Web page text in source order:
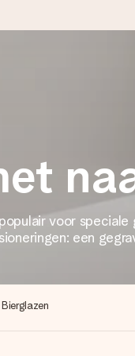
zorgen dat het
Klanten beoordelen
– met haar naam,
voor speciale
een
Bierglazen